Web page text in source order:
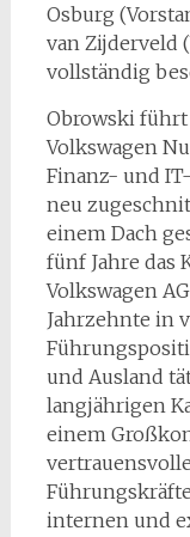
Osburg
van Zijderveld
vollständig
Obrowski
Volkswagen
Finanz- und
neu
einem Dach
fünf Jahre das
Volkswagen
Jahrzehnte in
und Ausland
langjährigen
einem
internen und